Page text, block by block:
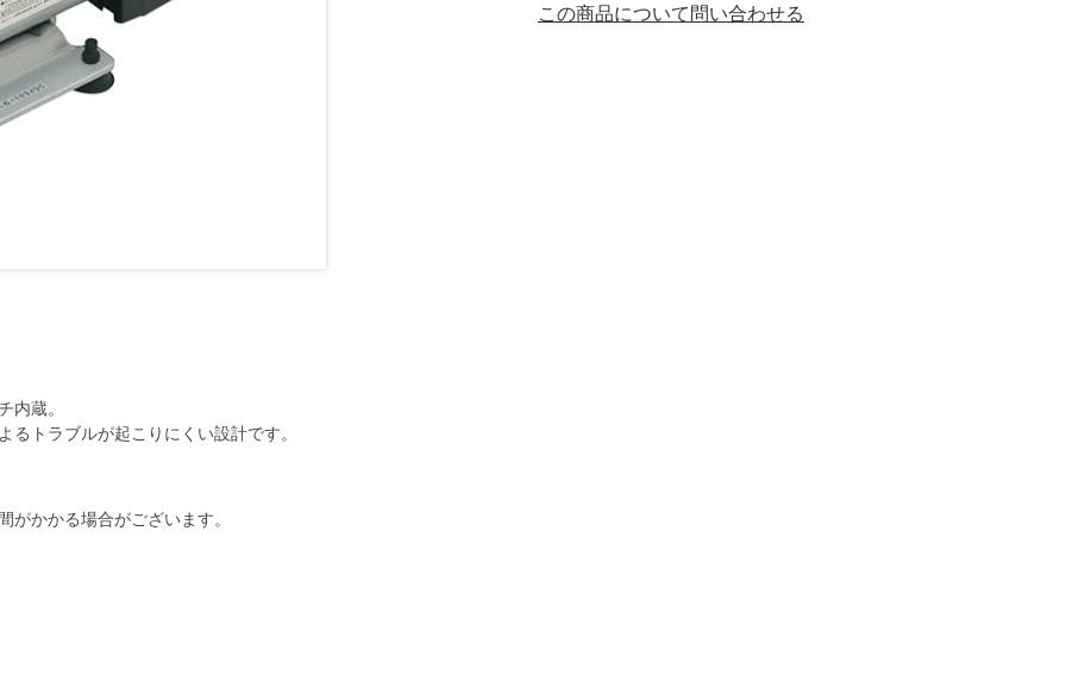
内蔵。
トラブルが起こりにくい設計です。
かかる場合がございます。
この商品について問い合わせる